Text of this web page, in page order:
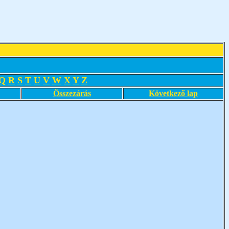
R S T U V W X Y Z
Összezárás Következő lap